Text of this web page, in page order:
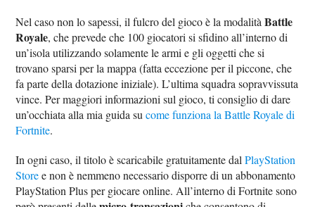
Nel caso non lo sapessi, il fulcro del gioco è la modalitàBattle
Royale, che prevede che 100 giocatori si sfidino all’interno di
un’isola utilizzando solamente le armi e gli oggetti che si
trovano sparsi per la mappa (fatta eccezione per il piccone, che
fa parte della dotazione iniziale). L’ultima squadra sopravvissuta
vince. Per maggiori informazioni sul gioco, ti consiglio di dare
un’occhiata alla mia guida sucome funziona la Battle Royale di
Fortnite.
In ogni caso, il titolo è scaricabile gratuitamente dalPlayStation
Storee non è nemmeno necessario disporre di un abbonamento
PlayStation Plus per giocare online. All’interno di Fortnite sono